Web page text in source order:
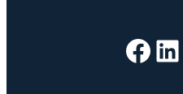
Facebook LinkedIn